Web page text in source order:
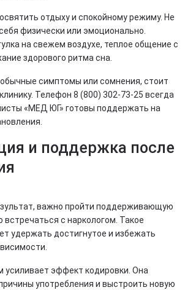
отдыху и спокойному режиму. Не
физически или эмоционально.
на свежем воздухе, теплое общение с
здорового ритма сна.
симптомы или сомнения, стоит
Телефон 8 (800) 302-73-25 всегда
«МЕД ЮГ» готовы поддержать на
и поддержка после
важно пройти поддерживающую
встречаться с наркологом. Такое
удержать достигнутое и избежать
усиливает эффект кодировки. Она
употребления и выстроить новую